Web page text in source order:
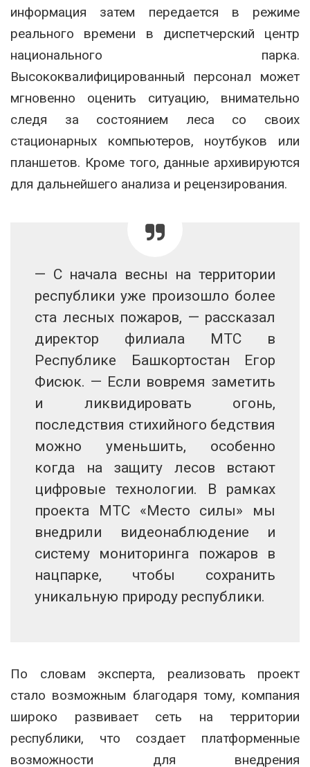
информация затем передается в режиме
реального времени в диспетчерский центр
национального парка.
Высококвалифицированный персонал может
мгновенно оценить ситуацию, внимательно
следя за состоянием леса со своих
стационарных компьютеров, ноутбуков или
планшетов. Кроме того, данные архивируются
для дальнейшего анализа и рецензирования.
— С начала весны на территории
республики уже произошло более
ста лесных пожаров, — рассказал
директор филиала МТС в
Республике Башкортостан Егор
Фисюк. — Если вовремя заметить
и ликвидировать огонь,
последствия стихийного бедствия
можно уменьшить, особенно
когда на защиту лесов встают
цифровые технологии. В рамках
проекта МТС «Место силы» мы
внедрили видеонаблюдение и
систему мониторинга пожаров в
нацпарке, чтобы сохранить
уникальную природу республики.
По словам эксперта, реализовать проект
стало возможным благодаря тому, компания
широко развивает сеть на территории
республики, что создает платформенные
возможности для внедрения